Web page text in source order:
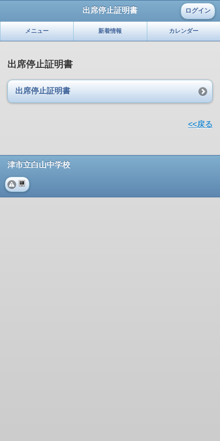
出席停止証明書 ログイン
メニュー 新着情報 カレンダー
出席停止証明書
出席停止証明書
<<戻る
津市立白山中学校